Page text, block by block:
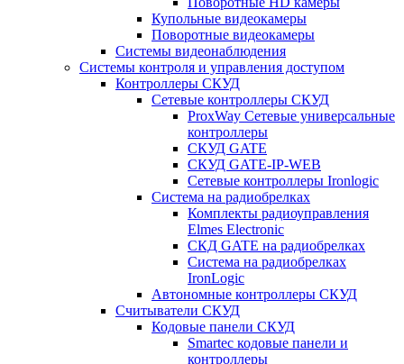
Купольные видеокамеры
Поворотные видеокамеры
Системы видеонаблюдения
Системы контроля и управления доступом
Контроллеры СКУД
Сетевые контроллеры СКУД
ProxWay Сетевые универсальные
контроллеры
СКУД GATE
СКУД GATE-IP-WEB
Сетевые контроллеры Ironlogic
Система на радиобрелках
Комплекты радиоуправления
Elmes Electronic
СКД GATE на радиобрелках
Система на радиобрелках
IronLogic
Автономные контроллеры СКУД
Считыватели СКУД
Кодовые панели СКУД
Smartec кодовые панели и
контроллеры